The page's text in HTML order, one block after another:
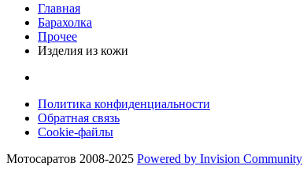
Главная
Барахолка
Прочее
Изделия из кожи
Политика конфиденциальности
Обратная связь
Cookie-файлы
Мотосаратов 2008-2025 Powered by Invision Community